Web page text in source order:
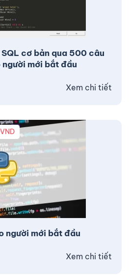
cơ bản qua 500 câu
mới bắt đầu
Xem chi tiết
người mới bắt đầu
VND
Xem chi tiết